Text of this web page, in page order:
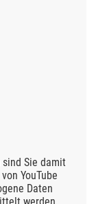
Sie damit
YouTube
Daten
werden.